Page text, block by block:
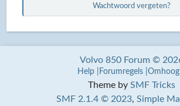
Wachtwoord vergeten?
Theme by SMF Tricks
SMF 2.1.4 © 2023, Simple
Volvo 850 Forum ©
Help Forumregels Omhoog